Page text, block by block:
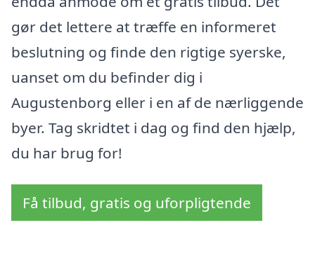
gør det lettere at træffe en informeret
beslutning og finde den rigtige syerske,
uanset om du befinder dig i
Augustenborg eller i en af de nærliggende
byer. Tag skridtet i dag og find den hjælp,
du har brug for!
Få tilbud, gratis og uforpligtende